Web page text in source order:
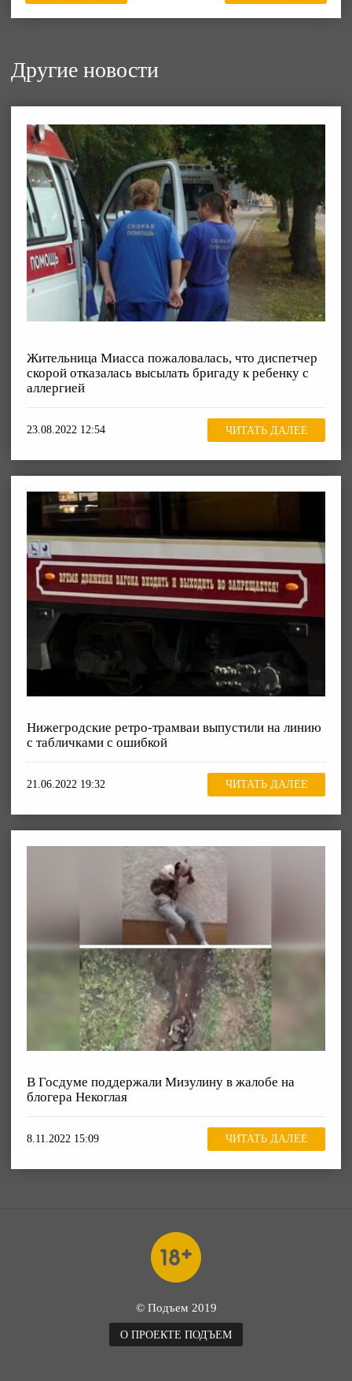
Другие новости
Жительница Миасса пожаловалась, что диспетчер
скорой отказалась высылать бригаду к ребенку с
аллергией
23.08.2022 12:54 ЧИТАТЬ ДАЛЕЕ
Нижегродские ретро-трамваи выпустили на линию
с табличками с ошибкой
21.06.2022 19:32 ЧИТАТЬ ДАЛЕЕ
В Госдуме поддержали Мизулину в жалобе на
блогера Некоглая
8.11.2022 15:09 ЧИТАТЬ ДАЛЕЕ
© Подъем 2019
О ПРОЕКТЕ ПОДЪЕМ